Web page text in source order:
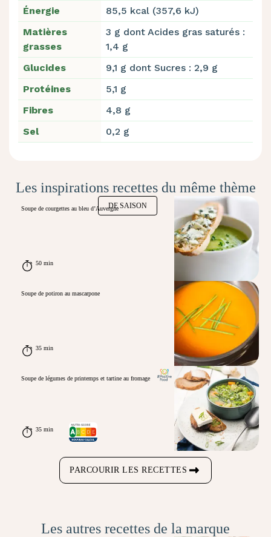
Énergie
85,5 kcal (357,6 kJ)
Matières
grasses
3 g dont Acides gras saturés :
1,4 g
Glucides
9,1 g dont Sucres : 2,9 g
Protéines
5,1 g
Fibres
4,8 g
Sel
0,2 g
Les inspirations recettes du même thème
DE SAISON
Soupe de courgettes au bleu d’Auvergne
50 min
Soupe de potiron au mascarpone
35 min
Soupe de légumes de printemps et tartine au fromage
35 min
PARCOURIR LES RECETTES
Les autres recettes de la marque